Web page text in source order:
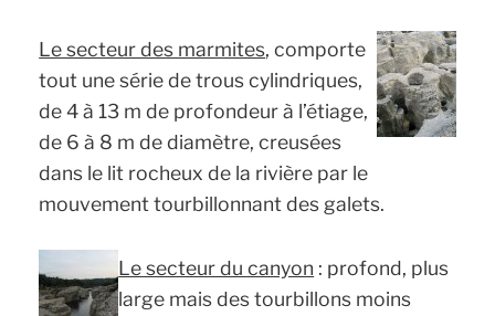
Le secteur des marmites, comporte
tout une série de trous cylindriques,
de 4 à 13 m de profondeur à l’étiage,
de 6 à 8 m de diamètre, creusées
dans le lit rocheux de la rivière par le
mouvement tourbillonnant des galets.
Le secteur du canyon : profond, plus
large mais des tourbillons moins